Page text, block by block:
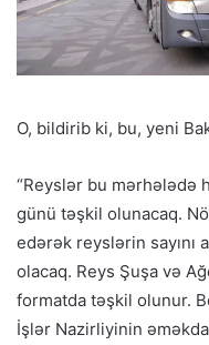
O, bildirib ki, bu, yeni
“Reyslər bu mərhələdə
günü təşkil olunacaq.
edərək reyslərin sayını
olacaq. Reys Şuşa və
formatda təşkil olunur.
İşlər Nazirliyinin